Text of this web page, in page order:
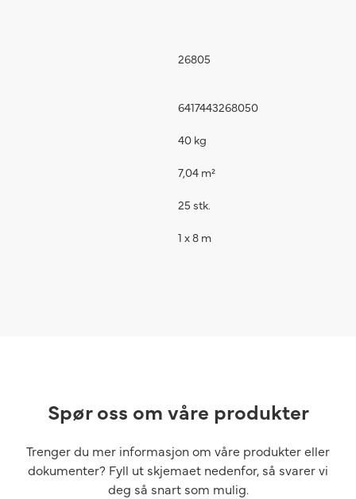
26805
6417443268050
40 kg
7,04 m²
25 stk.
1 x 8 m
Spør oss om våre produkter
Trenger du mer informasjon om våre produkter eller
dokumenter? Fyll ut skjemaet nedenfor, så svarer vi
deg så snart som mulig.